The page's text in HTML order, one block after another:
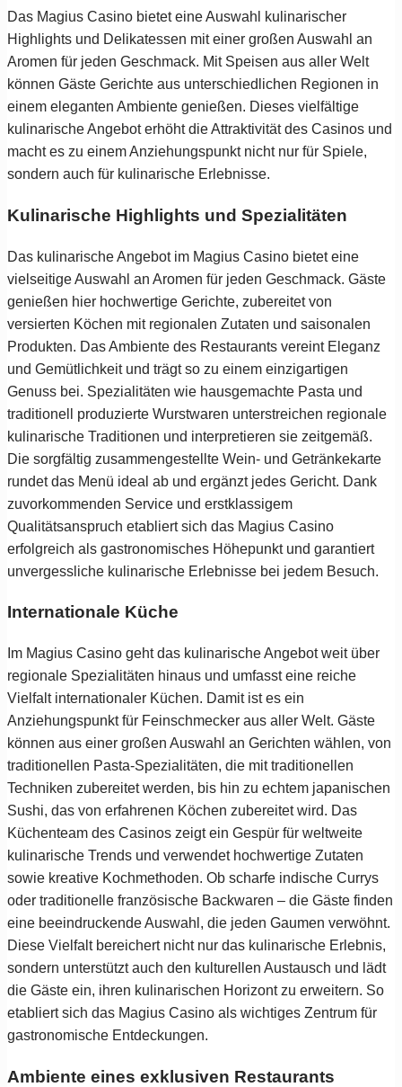
Das Magius Casino bietet eine Auswahl kulinarischer
Highlights und Delikatessen mit einer großen Auswahl an
Aromen für jeden Geschmack. Mit Speisen aus aller Welt
können Gäste Gerichte aus unterschiedlichen Regionen in
einem eleganten Ambiente genießen. Dieses vielfältige
kulinarische Angebot erhöht die Attraktivität des Casinos und
macht es zu einem Anziehungspunkt nicht nur für Spiele,
sondern auch für kulinarische Erlebnisse.
Kulinarische Highlights und Spezialitäten
Das kulinarische Angebot im Magius Casino bietet eine
vielseitige Auswahl an Aromen für jeden Geschmack. Gäste
genießen hier hochwertige Gerichte, zubereitet von
versierten Köchen mit regionalen Zutaten und saisonalen
Produkten. Das Ambiente des Restaurants vereint Eleganz
und Gemütlichkeit und trägt so zu einem einzigartigen
Genuss bei. Spezialitäten wie hausgemachte Pasta und
traditionell produzierte Wurstwaren unterstreichen regionale
kulinarische Traditionen und interpretieren sie zeitgemäß.
Die sorgfältig zusammengestellte Wein- und Getränkekarte
rundet das Menü ideal ab und ergänzt jedes Gericht. Dank
zuvorkommenden Service und erstklassigem
Qualitätsanspruch etabliert sich das Magius Casino
erfolgreich als gastronomisches Höhepunkt und garantiert
unvergessliche kulinarische Erlebnisse bei jedem Besuch.
Internationale Küche
Im Magius Casino geht das kulinarische Angebot weit über
regionale Spezialitäten hinaus und umfasst eine reiche
Vielfalt internationaler Küchen. Damit ist es ein
Anziehungspunkt für Feinschmecker aus aller Welt. Gäste
können aus einer großen Auswahl an Gerichten wählen, von
traditionellen Pasta-Spezialitäten, die mit traditionellen
Techniken zubereitet werden, bis hin zu echtem japanischen
Sushi, das von erfahrenen Köchen zubereitet wird. Das
Küchenteam des Casinos zeigt ein Gespür für weltweite
kulinarische Trends und verwendet hochwertige Zutaten
sowie kreative Kochmethoden. Ob scharfe indische Currys
oder traditionelle französische Backwaren – die Gäste finden
eine beeindruckende Auswahl, die jeden Gaumen verwöhnt.
Diese Vielfalt bereichert nicht nur das kulinarische Erlebnis,
sondern unterstützt auch den kulturellen Austausch und lädt
die Gäste ein, ihren kulinarischen Horizont zu erweitern. So
etabliert sich das Magius Casino als wichtiges Zentrum für
gastronomische Entdeckungen.
Ambiente eines exklusiven Restaurants